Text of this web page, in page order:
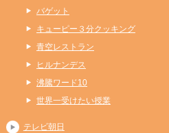
バゲット
キューピー３分クッキング
青空レストラン
ヒルナンデス
沸騰ワード10
世界一受けたい授業
テレビ朝日